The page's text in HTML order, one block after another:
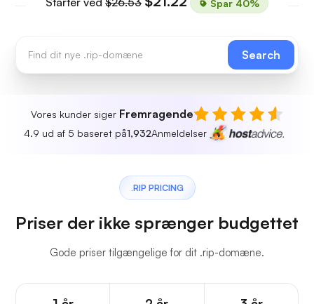
Spar 40%
Search
Vores kunder siger Fremragende
4.9 ud af 5 baseret på1,932Anmeldelser
.RIP PRICING
Priser der ikke sprænger budgettet
Gode priser tilgængelige for dit .rip-domæne.